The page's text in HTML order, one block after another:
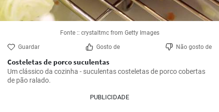
Fonte :: crystaltmc from Getty Images
Guardar Gosto de Não gosto de
Costeletas de porco suculentas
Um clássico da cozinha - suculentas costeletas de porco cobertas
de pão ralado.
PUBLICIDADE